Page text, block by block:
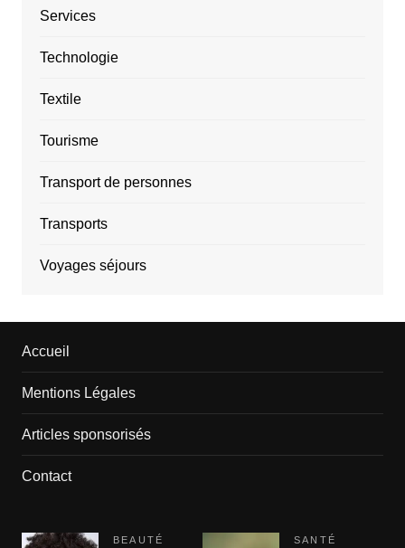
Services
Technologie
Textile
Tourisme
Transport de personnes
Transports
Voyages séjours
Accueil
Mentions Légales
Articles sponsorisés
Contact
BEAUTÉ
SANTÉ